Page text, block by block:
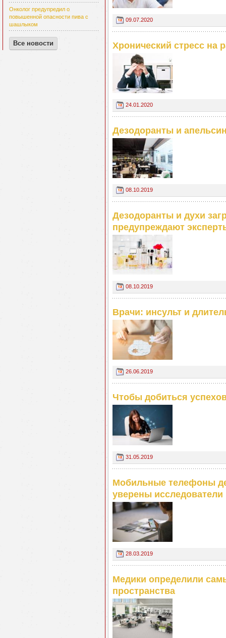
Онколог предупредил о
повышенной опасности пива с
шашлыком
Все новости
09.07.2020
Хронический стресс на
24.01.2020
Дезодоранты и
08.10.2019
Дезодоранты и духи
предупреждают
08.10.2019
Врачи: инсульт и
26.06.2019
Чтобы добиться
31.05.2019
Мобильные телефоны
уверены исследователи
28.03.2019
Медики определили
пространства